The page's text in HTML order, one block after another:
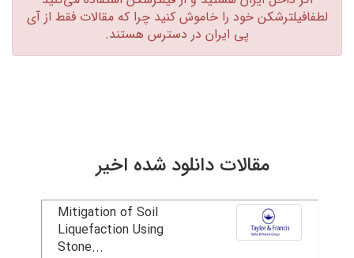
لطفافیلترشکن خود را خاموش کنید چرا که مقالات فقط از آی
پی ایران در دسترس هستند.‏
مقالات دانلود شده اخیر
Mitigation of Soil
Liquefaction Using
Stone...